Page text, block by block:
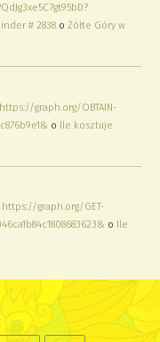
# 2838 oŻółte Góry w
graph.org/OBTAIN-
o Ile kosztuje
https://graph.org/GET-
o Ile